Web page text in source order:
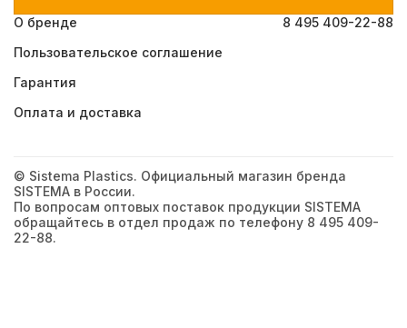
О бренде
Пользовательское соглашение
Гарантия
Оплата и доставка
8 495 409-22-88
© Sistema Plastics. Официальный магазин бренда
SISTEMA в России.
По вопросам оптовых поставок продукции SISTEMA
обращайтесь в отдел продаж по телефону 8 495 409-
22-88.